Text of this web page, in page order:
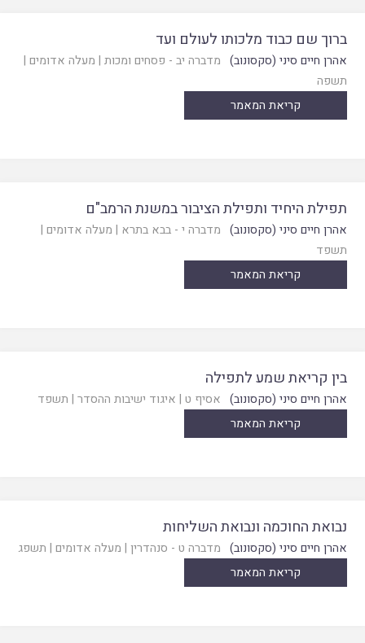
ברוך שם כבוד מלכותו לעולם ועד
אהרן חיים סיני (סקסונוב) מדברה יב - פסחים ומכות | מעלה אדומים |
תשפה
קריאת המאמר
תפילת היחיד ותפילת הציבור במשנת הרמב"ם
אהרן חיים סיני (סקסונוב) מדברה י - בבא בתרא | מעלה אדומים |
תשפד
קריאת המאמר
בין קריאת שמע לתפילה
אהרן חיים סיני (סקסונוב) אסיף ט | איגוד ישיבות ההסדר | תשפד
קריאת המאמר
נבואת החוכמה ונבואת השליחות
אהרן חיים סיני (סקסונוב) מדברה ט - סנהדרין | מעלה אדומים | תשפג
קריאת המאמר